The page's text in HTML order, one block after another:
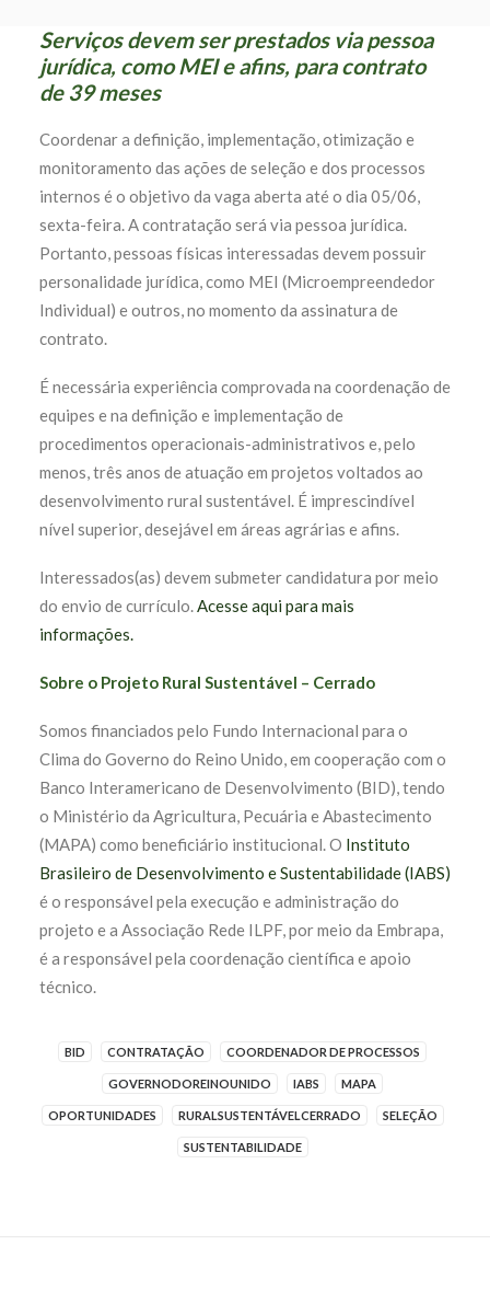
Serviços devem ser prestados via pessoa
jurídica, como MEI e afins, para contrato
de 39 meses
Coordenar a definição, implementação, otimização e
monitoramento das ações de seleção e dos processos
internos é o objetivo da vaga aberta até o dia 05/06,
sexta-feira. A contratação será via pessoa jurídica.
Portanto, pessoas físicas interessadas devem possuir
personalidade jurídica, como MEI (Microempreendedor
Individual) e outros, no momento da assinatura de
contrato.
É necessária experiência comprovada na coordenação de
equipes e na definição e implementação de
procedimentos operacionais-administrativos e, pelo
menos, três anos de atuação em projetos voltados ao
desenvolvimento rural sustentável. É imprescindível
nível superior, desejável em áreas agrárias e afins.
Interessados(as) devem submeter candidatura por meio
do envio de currículo.Acesse aqui para mais
informações.
Sobre o Projeto Rural Sustentável – Cerrado
Somos financiados pelo Fundo Internacional para o
Clima do Governo do Reino Unido, em cooperação com o
Banco Interamericano de Desenvolvimento (BID), tendo
o Ministério da Agricultura, Pecuária e Abastecimento
(MAPA) como beneficiário institucional. O Instituto
Brasileiro de Desenvolvimento e Sustentabilidade (IABS)
é o responsável pela execução e administração do
projeto e a Associação Rede ILPF, por meio da Embrapa,
é a responsável pela coordenação científica e apoio
técnico.
BID CONTRATAÇÃO COORDENADOR DE PROCESSOS
GOVERNODOREINOUNIDO IABS MAPA
OPORTUNIDADES RURALSUSTENTÁVELCERRADO SELEÇÃO
SUSTENTABILIDADE